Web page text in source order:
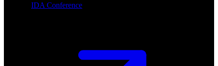
IDA Conference